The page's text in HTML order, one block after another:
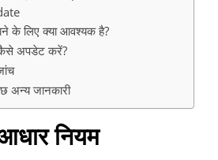
के लिए क्या आवश्यक है?
कैसे अपडेट करें?
अन्य जानकारी
नियम